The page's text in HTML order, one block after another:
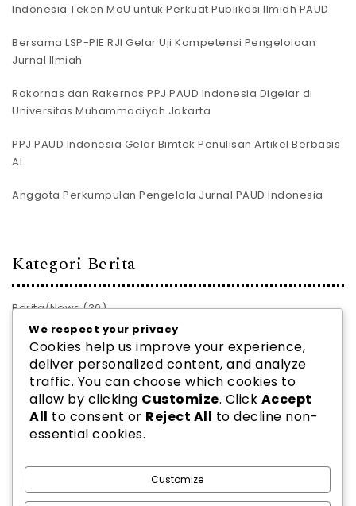
Indonesia Teken MoU untuk Perkuat Publikasi Ilmiah PAUD
Bersama LSP-PIE RJI Gelar Uji Kompetensi Pengelolaan
Jurnal Ilmiah
Rakornas dan Rakernas PPJ PAUD Indonesia Digelar di
Universitas Muhammadiyah Jakarta
PPJ PAUD Indonesia Gelar Bimtek Penulisan Artikel Berbasis
AI
Anggota Perkumpulan Pengelola Jurnal PAUD Indonesia
Kategori Berita
Berita/News(30)
PROFIL JURNAL(28)
2026PPJ PAUD INDONESIA| Theme bySpiracle Themes
We respect your privacy
Cookies help us improve your experience,
deliver personalized content, and analyze
traffic. You can choose which cookies to
allow by clicking Customize. Click Accept
All to consent or Reject All to decline non-
essential cookies.
Customize